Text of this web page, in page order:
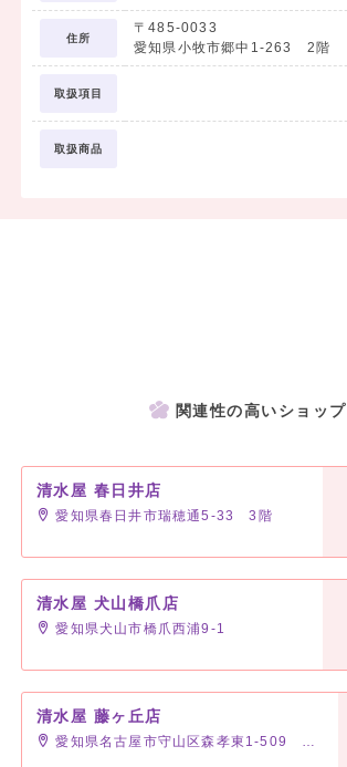
住所
〒485-0033
愛知県小牧市郷中1-263 2階
取扱項目
取扱商品
関連性の高いショップ
清水屋 春日井店
愛知県春日井市瑞穂通5-33 3階
清水屋 犬山橋爪店
愛知県犬山市橋爪西浦9-1
清水屋 藤ヶ丘店
愛知県名古屋市守山区森孝東1-509 3階